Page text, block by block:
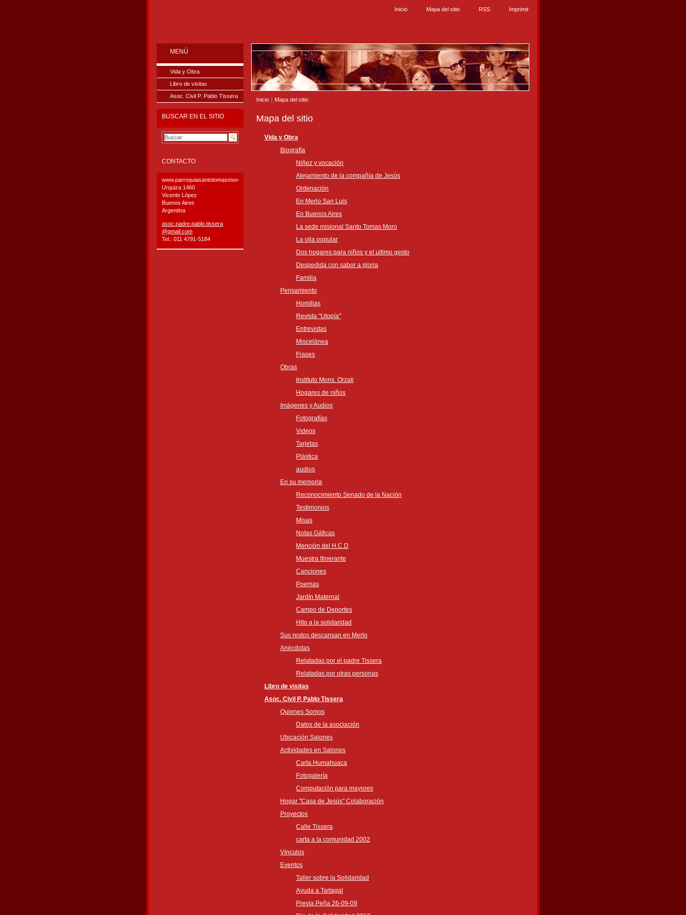
Inicio | Mapa del sitio
Mapa del sitio
Vida y Obra
Biografía
Niñez y vocación
Alejamiento de la compañia de Jesús
Ordenación
En Merlo San Luis
En Buenos Aires
La sede misional Santo Tomas Moro
La olla popular
Dos hogares para niños y el ultimo gesto
Despedida con sabor a gloria
Familia
Pensamiento
Homilias
Revista "Utopía"
Entrevistas
Miscelánea
Frases
Obras
Instituto Mons. Orzali
Hogares de niños
Imágenes y Audios
Fotografías
Videos
Tarjetas
Plástica
audios
En su memoria
Reconocimiento Senado de la Nación
Testimonios
Misas
Notas Gáficas
Mención del H.C.D
Muestra Itinerante
Canciones
Poemas
Jardín Maternal
Campo de Deportes
Hito a la solidaridad
Sus restos descansan en Merlo
Anécdotas
Relatadas por el padre Tissera
Relatadas por otras personas
Libro de visitas
Asoc. Civil P. Pablo Tissera
Quienes Somos
Datos de la asociación
Ubicación Salones
Actividades en Salones
Carta Humahuaca
Fotogalería
Computación para mayores
Hogar "Casa de Jesús" Colaboración
Proyectos
Calle Tissera
carta a la comunidad 2002
Vínculos
Eventos
Taller sobre la Solidaridad
Ayuda a Tartagal
Previa Peña 26-09-09
MENÚ
Vida y Obra
Libro de visitas
Asoc. Civil P. Pablo Tissera
BUSCAR EN EL SITIO
CONTACTO
www.parroquiasantotomasmoro.com
Urquiza 1460
Vicente López
Buenos Aires
Argentina
asoc.padre.pablo .tissera
@gmail.com
Tel.: 011 4791-5184
Inicio Mapa del sitio RSS Imprimir